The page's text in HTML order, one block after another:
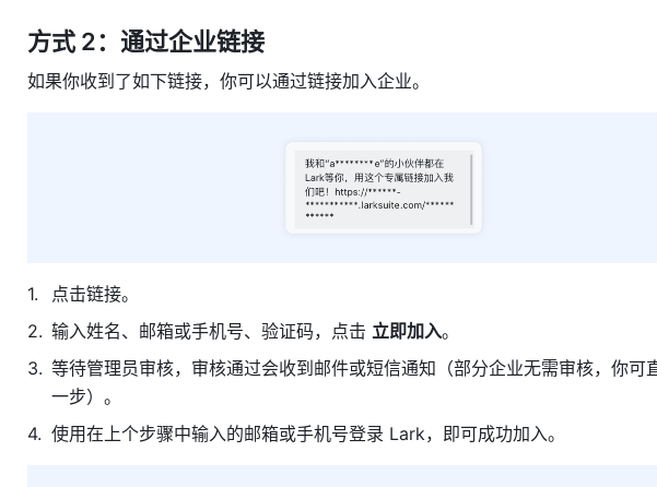
方式 2：通过企业链接
如果你收到了如下链接，你可以通过链接加入企业。
点击链接。
输入姓名、邮箱或手机号、验证码，点击 立即加入。
等待管理员审核，审核通过会收到邮件或短信通知（部分企业无需审核，你可
一步）。
使用在上个步骤中输入的邮箱或手机号登录 Lark，即可成功加入。